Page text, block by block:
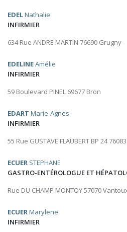
EDELNathalie
INFIRMIER
634 Rue ANDRE MARTIN 76690 Grugny
EDELINEAmélie
INFIRMIER
59 Boulevard PINEL 69677 Bron
EDART Marie-Agnes
INFIRMIER
55 Rue GUSTAVE FLAUBERT BP 24
ECUER STEPHANE
GASTRO-ENTÉROLOGUE ET
Rue DU CHAMP MONTOY 57070
ECUERMarylene
INFIRMIER